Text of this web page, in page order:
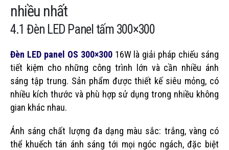
nhiều nhất
4.1 Đèn LED Panel tấm 300×300
Đèn LED panel OS 300×30016W là giải pháp chiếu sáng
tiết kiệm cho những công trình lớn và cần nhiều ánh
sáng tập trung. Sản phẩm được thiết kế siêu mỏng, có
nhiều kích thước và phù hợp sử dụng trong nhiều không
gian khác nhau.
Ánh sáng chất lượng đa dạng màu sắc: trắng, vàng có
thể khuếch tán ánh sáng tới mọi ngóc ngách, đặc biệt